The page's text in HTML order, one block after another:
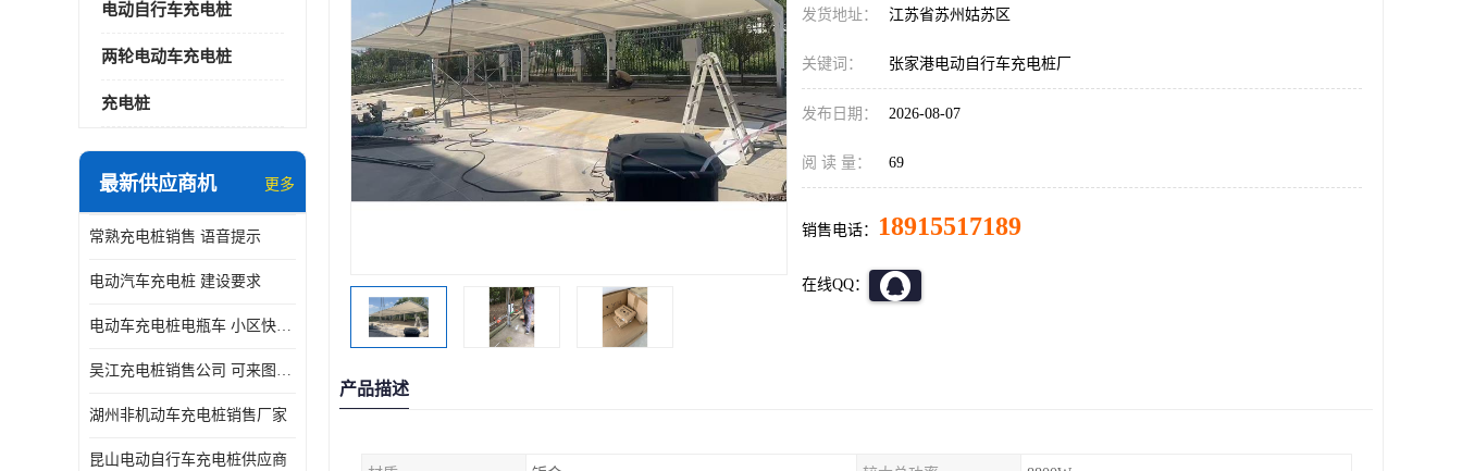
电动自行车充电桩
两轮电动车充电桩
充电桩
最新供应商机 更多
常熟充电桩销售 语音提示
电动汽车充电桩 建设要求
电动车充电桩电瓶车 小区快速电动自行车充电站
吴江充电桩销售公司 可来图定制
湖州非机动车充电桩销售厂家
昆山电动自行车充电桩供应商
发货地址： 江苏省苏州姑苏区
关键词： 张家港电动自行车充电桩厂
发布日期： 2026-08-07
阅 读 量： 69
销售电话： 18915517189
在线QQ：
产品描述